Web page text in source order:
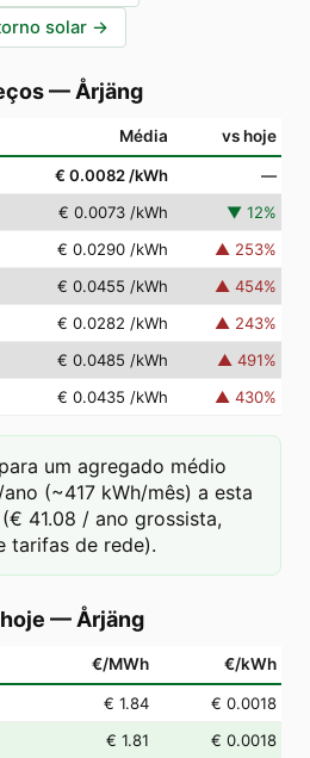
solar →
— Årjäng
Média vs hoje
€ 0.0082 /kWh
—
€ 0.0073 /kWh ▼ 12%
€ 0.0290 /kWh ▲ 253%
€ 0.0455 /kWh ▲ 454%
€ 0.0282 /kWh ▲ 243%
€ 0.0485 /kWh ▲ 491%
€ 0.0435 /kWh ▲ 430%
para um agregado médio
(~417 kWh/mês) a esta
41.08 / ano grossista,
tarifas de rede).
— Årjäng
€/MWh €/kWh
€ 1.84
€ 0.0018
€ 1.81
€ 0.0018